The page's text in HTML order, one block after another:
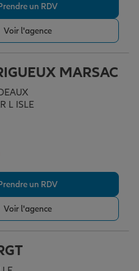
un RDV
Voir l'agence
MARSAC
L ISLE
un RDV
Voir l'agence